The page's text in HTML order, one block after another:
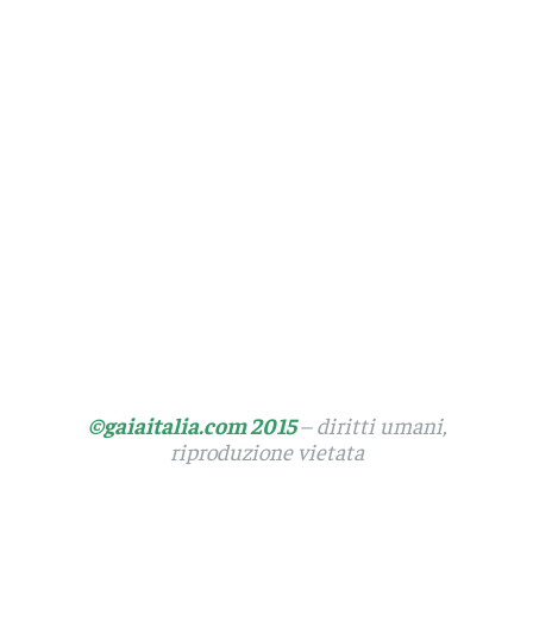
©gaiaitalia.com 2015– diritti umani,
riproduzione vietata